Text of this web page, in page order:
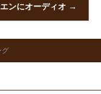
ンにオーディオ →
グ